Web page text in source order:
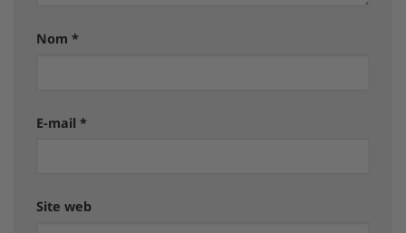
Nom *
E-mail *
Site web